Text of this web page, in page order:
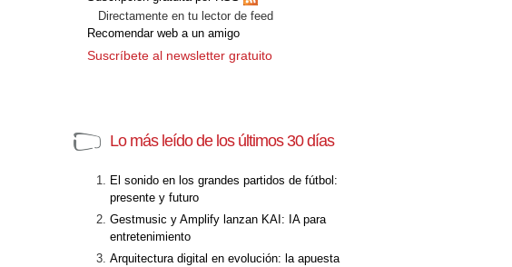
Directamente en tu lector de feed
Recomendar web a un amigo
Suscríbete al newsletter gratuito
Lo más leído de los últimos 30 días
El sonido en los grandes partidos de fútbol:
presente y futuro
Gestmusic y Amplify lanzan KAI: IA para
entretenimiento
Arquitectura digital en evolución: la apuesta